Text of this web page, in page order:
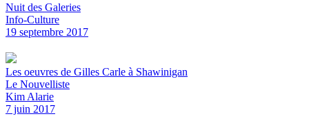
Nuit des Galeries
Info-Culture
19 septembre 2017
Les oeuvres de Gilles Carle à Shawinigan
Le Nouvelliste
Kim Alarie
7 juin 2017